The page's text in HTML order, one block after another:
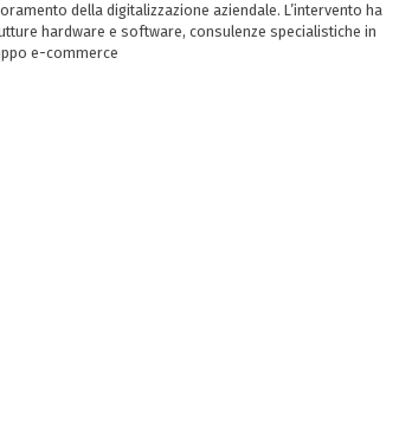
della digitalizzazione aziendale. L’intervento ha
hardware e software, consulenze specialistiche in
e-commerce